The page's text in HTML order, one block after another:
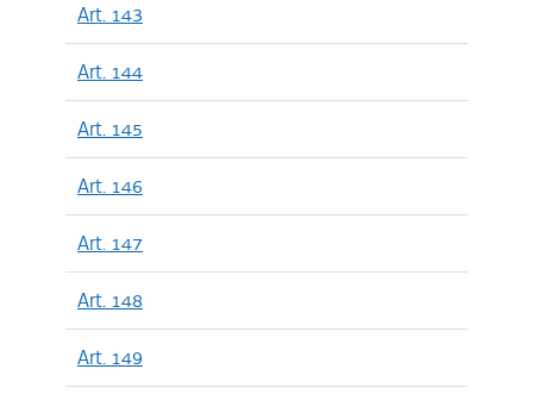
Art. 143
Art. 144
Art. 145
Art. 146
Art. 147
Art. 148
Art. 149